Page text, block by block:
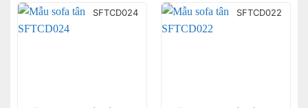
SFTCD024 SFTCD022